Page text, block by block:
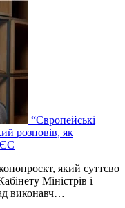
“Європейські
розповів, як
ЄС
який суттєво
Міністрів і
виконавч…